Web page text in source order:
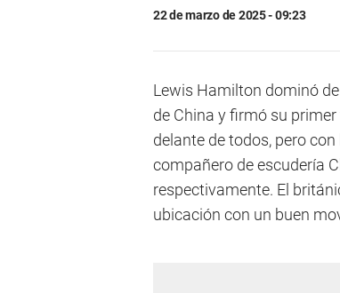
22 de marzo de 2025 - 09:23
Lewis Hamilton dominó
de China y firmó su
delante de todos, pero
compañero de escudería
respectivamente. El
ubicación con un buen